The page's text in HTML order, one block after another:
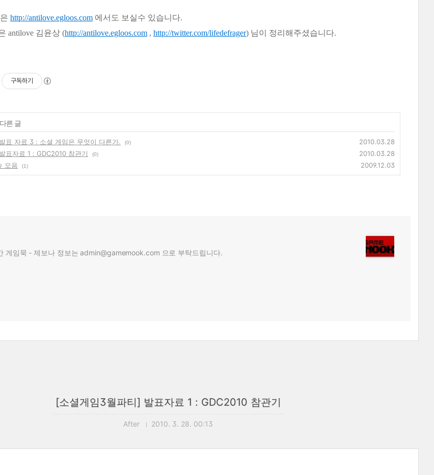
http://antilove.egloos.com 에서도 보실수 있습니다.
antilove 김윤상 (http://antilove.egloos.com , http://twitter.com/lifedefrager) 님이 정리해주셨습니다.
구독하기
른 글
표 자료 3 : 소셜 게임은 무엇이 다른가. (0)
2010.03.28
표자료 1 : GDC2010 참관기
(0)
2010.03.28
모음
(1) 2009.12.03
게임묵 - 제보나 정보는 admin@gamemook.com 으로 부탁드립니다.
[소셜게임3월파티] 발표자료 1 : GDC2010 참관기
After 2010. 3. 28. 00:13